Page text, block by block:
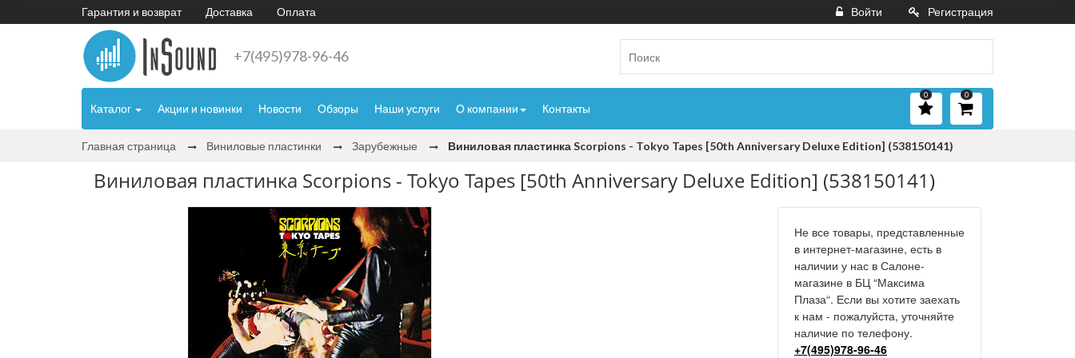
Гарантия и возврат Доставка Оплата Войти Регистрация
+7(495)978-96-46
Каталог Акции и новинки Новости Обзоры Наши услуги О компании Контакты
0
0
Главная страница Виниловые пластинки Зарубежные Виниловая пластинка Scorpions - Tokyo Tapes [50th Anniversary Deluxe Edition] (538150141)
Виниловая пластинка Scorpions - Tokyo Tapes [50th Anniversary Deluxe Edition] (538150141)
Не все товары, представленные
в интернет-магазине, есть в
наличии у нас в Салоне-
магазине в БЦ “Максима
Плаза“. Если вы хотите заехать
к нам - пожалуйста, уточняйте
наличие по телефону.
+7(495)978-96-46